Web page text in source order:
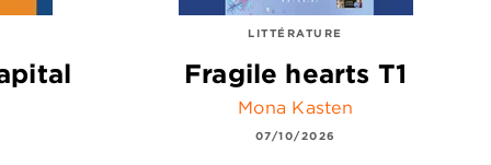
LITTÉRATURE
Fragile hearts T1
Mona Kasten
07/10/2026